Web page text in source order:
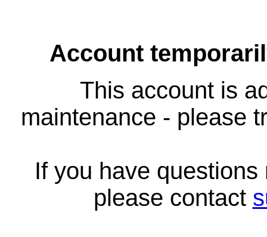
Account
This account is
maintenance - please
If you have
please contact